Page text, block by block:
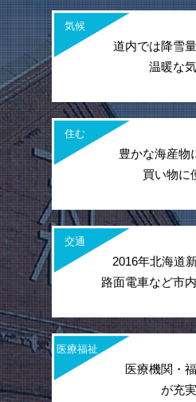
気候
道内では降雪
温暖な
住む
豊かな海産物
買い物に
交通
2016年北海道
路面電車など市
医療福祉
医療機関・
が充実